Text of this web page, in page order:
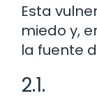
Esta
miedo y,
la fuente
2.1.